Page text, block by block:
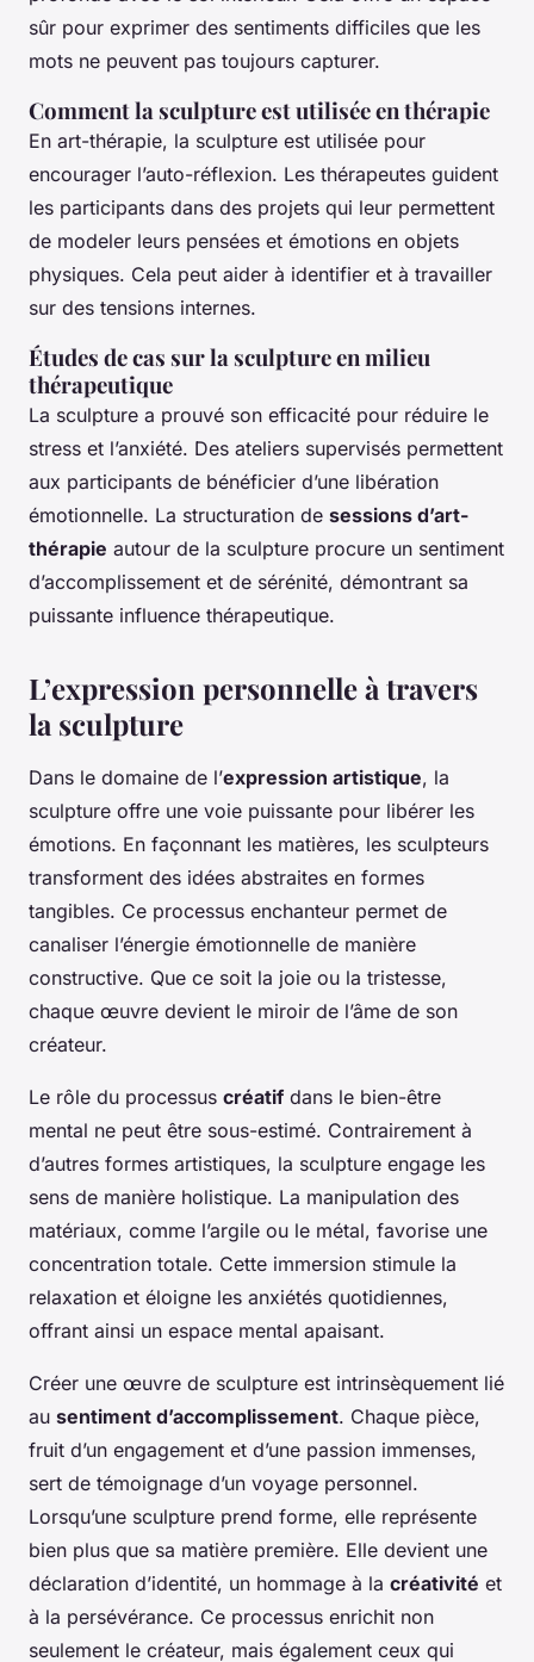
sûr pour exprimer des sentiments difficiles que les
mots ne peuvent pas toujours capturer.
Comment la sculpture est utilisée en thérapie
En art-thérapie, la sculpture est utilisée pour
encourager l’auto-réflexion. Les thérapeutes guident
les participants dans des projets qui leur permettent
de modeler leurs pensées et émotions en objets
physiques. Cela peut aider à identifier et à travailler
sur des tensions internes.
Études de cas sur la sculpture en milieu
thérapeutique
La sculpture a prouvé son efficacité pour réduire le
stress et l’anxiété. Des ateliers supervisés permettent
aux participants de bénéficier d’une libération
émotionnelle. La structuration de sessions d’art-
thérapie autour de la sculpture procure un sentiment
d’accomplissement et de sérénité, démontrant sa
puissante influence thérapeutique.
L’expression personnelle à travers
la sculpture
Dans le domaine de l’expression artistique, la
sculpture offre une voie puissante pour libérer les
émotions. En façonnant les matières, les sculpteurs
transforment des idées abstraites en formes
tangibles. Ce processus enchanteur permet de
canaliser l’énergie émotionnelle de manière
constructive. Que ce soit la joie ou la tristesse,
chaque œuvre devient le miroir de l’âme de son
créateur.
Le rôle du processus créatif dans le bien-être
mental ne peut être sous-estimé. Contrairement à
d’autres formes artistiques, la sculpture engage les
sens de manière holistique. La manipulation des
matériaux, comme l’argile ou le métal, favorise une
concentration totale. Cette immersion stimule la
relaxation et éloigne les anxiétés quotidiennes,
offrant ainsi un espace mental apaisant.
Créer une œuvre de sculpture est intrinsèquement lié
au sentiment d’accomplissement. Chaque pièce,
fruit d’un engagement et d’une passion immenses,
sert de témoignage d’un voyage personnel.
Lorsqu’une sculpture prend forme, elle représente
bien plus que sa matière première. Elle devient une
déclaration d’identité, un hommage à la créativité et
à la persévérance. Ce processus enrichit non
seulement le créateur, mais également ceux qui